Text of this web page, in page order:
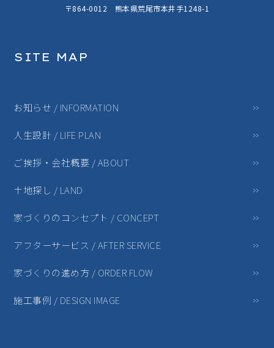
〒864-0012 熊本県荒尾市本井手1248-1
SITE MAP
お知らせ / INFORMATION
人生設計 / LIFE PLAN
ご挨拶・会社概要 / ABOUT
土地探し / LAND
家づくりのコンセプト / CONCEPT
アフターサービス / AFTER SERVICE
家づくりの進め方 / ORDER FLOW
施工事例 / DESIGN IMAGE